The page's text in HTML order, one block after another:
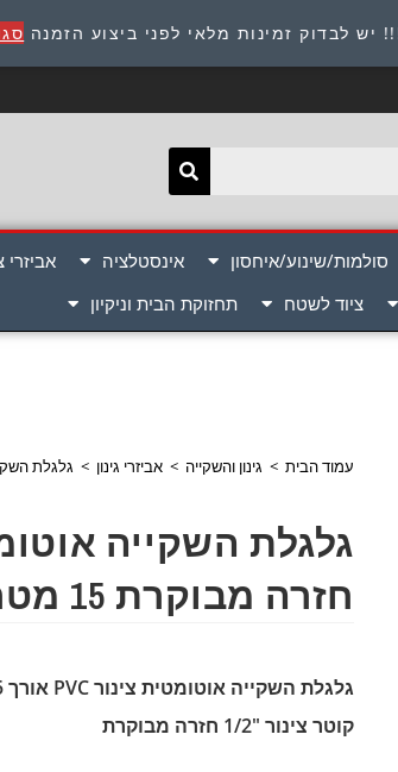
לבדוק זמינות מלאי לפני ביצוע הזמנה
סולמות/שינוע/איחסון אינסטלציה אביזרי
ציוד לשטח תחזוקת הבית וניקיון
עמוד הבית > גינון והשקייה > אביזרי גינון > גלגלת
גלגלת השקייה
חזרה מבוקרת 15 מטר
קוטר צינור "1/2 חזרה מבוקרת